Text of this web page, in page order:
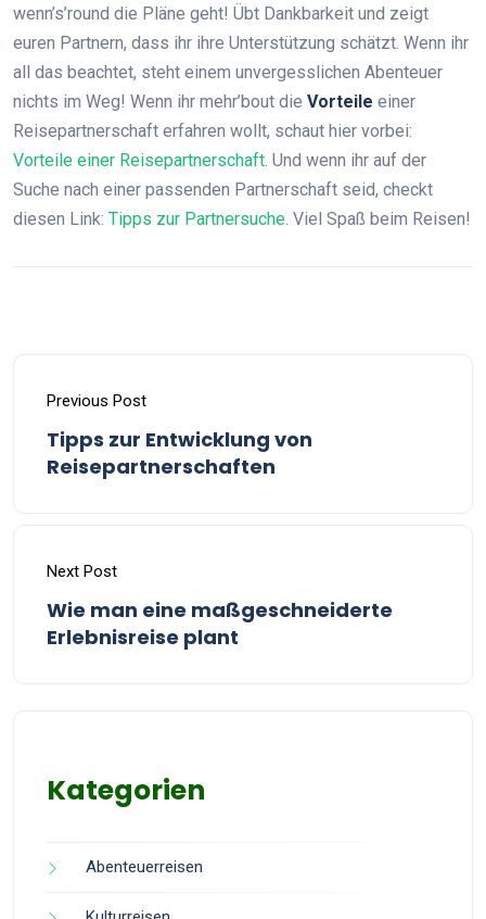
wenn’s’round die Pläne geht! Übt Dankbarkeit und zeigt
euren Partnern, dass ihr ihre Unterstützung schätzt. Wenn ihr
all das beachtet, steht einem unvergesslichen Abenteuer
nichts im Weg! Wenn ihr mehr’bout die Vorteile einer
Reisepartnerschaft erfahren wollt, schaut hier vorbei:
Vorteile einer Reisepartnerschaft. Und wenn ihr auf der
Suche nach einer passenden Partnerschaft seid, checkt
diesen Link: Tipps zur Partnersuche. Viel Spaß beim Reisen!
Previous Post
Tipps zur Entwicklung von
Reisepartnerschaften
Next Post
Wie man eine maßgeschneiderte
Erlebnisreise plant
Kategorien
Abenteuerreisen